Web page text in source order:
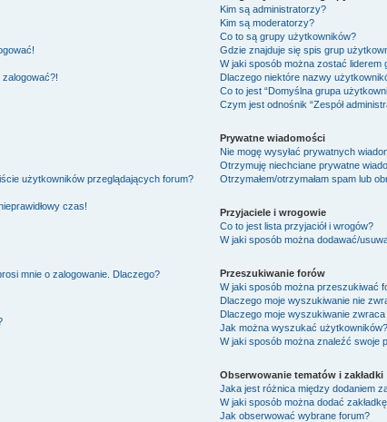
zalogować?!
użytkowników przeglądających forum?
czas!
mnie o zalogowanie. Dlaczego?
Kim są administratorzy?
Kim są moderatorzy?
Co to są grupy użytkowników?
Gdzie znajduje się spis grup
W jaki sposób można zostać liderem
Dlaczego niektóre nazwy
Co to jest “Domyślna grupa
Czym jest odnośnik “Zespół
Prywatne wiadomości
Nie mogę wysyłać prywatnych
Otrzymuję niechciane prywatne
Otrzymałem/otrzymałam spam lub
Przyjaciele i wrogowie
Co to jest lista przyjaciół i wrogów?
W jaki sposób można dodawać/
Przeszukiwanie forów
W jaki sposób można przeszukiwać
Dlaczego moje wyszukiwanie nie
Dlaczego moje wyszukiwanie
Jak można wyszukać użytkowników?
W jaki sposób można znaleźć swoje
Obserwowanie tematów i zakładki
Jaka jest różnica między dodaniem
W jaki sposób można dodać
Jak obserwować wybrane forum?